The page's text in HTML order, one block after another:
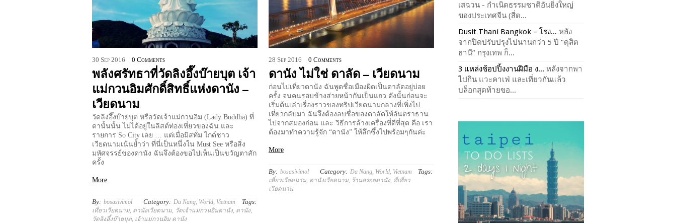
30 Sep 2016 0 Comments
พลังศรัทธาที่วัดลิงอึ๊งบ๊ายบุต เจ้า
แม่กวนอิมศักดิ์สิทธิ์แห่งดานัง –
เวียดนาม
วัดลิงอึ๊งบ๊ายบุต หรือวัดเจ้าแม่กวนอิม (Lady Buddha) ที่
ดานั้นนั้น ไม่ได้อยู่ในลิสต์ท่องเที่ยวของฉัน และ
รายการ So City เลย … แต่เมื่อมิสทั่ม ไกด์ชาว
เวียดนามเน้นย้ำว่า ที่นี่เป็นหนึ่งใน Must See หรือสิ่ง
มหัศจรรย์ของดานัง ฉันจึงต้องขอไปเห็นเป็นขวัญตาสัก
ครั้ง
More
By: bosasivimol Category: Da Nang, World, Vietnam Tags:
เที่ยวเวียดนาม, ดานังเวียดนาม, วัดเจ้าแม่กวนอิมดานัง, ดานัง,
วัดลิงอึ้งบ๊ายบุต, เจ้าแม่กวนอิม ดานัง
28 Sep 2016 0 Comments
ดานัง ไม่ใช่ ดาลัด – เวียดนาม
ก่อนไปเที่ยวดานัง ฉันพูดชื่อเมืองผิดเป็นดาลัดอยู่บ่อย
ครั้ง จนคนรอบข้างส่ายหน้ากันเป็นแถว ดังนั้นก่อนจะ
เริ่มต้นเล่าเรื่องราวของทริปเวียดนามกลางที่เพิ่งไป
เที่ยวกลับมา ฉันจึงต้องลบชื่อของดาลัดให้อันตราธาน
ไปจากสมองก่อน และ วิธีการล้างเครื่องที่ดีที่สุด คือ เรา
ต้องมาทำความรู้จัก “ดานัง” ให้ลึกซึ้งไปพร้อมๆกันค่ะ
More
By: bosasivimol Category: Da Nang, World, Vietnam Tags:
เที่ยวเวียดนาม, ดานังเวียดนาม, ร้านอร่อยดานัง, ที่เที่ยว
เวียดนาม
เสฉวน - กำเนิดธรรมชาติอันยิ่งใหญ่
ของประเทศจีน (สี่ด...
Dusit Thani Bangkok – โรง... หลัง
จากปิดปรับปรุงไปนานกว่า 5 ปี “ดุสิต
ธานี” กรุงเทพ ก็...
3 แหล่งช้อปปิ้งงานฝีมือ ง... หลังจากพา
ไปกิน แวะคาเฟ่ และเที่ยวกันแล้ว
บล็อกสุดท้ายขอ...